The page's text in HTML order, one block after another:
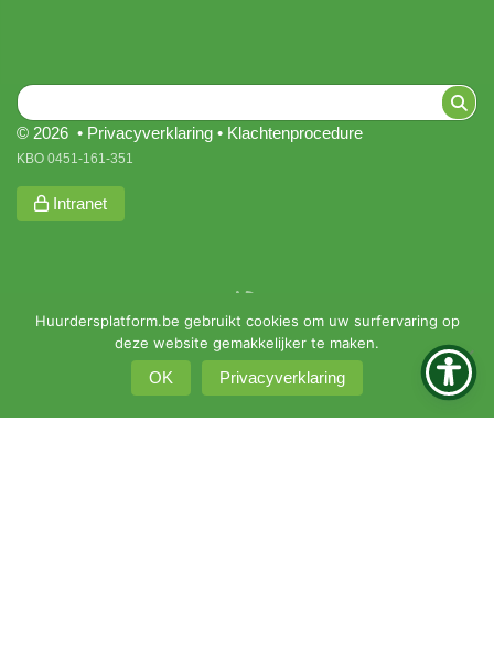
© 2026 • Privacyverklaring • Klachtenprocedure
KBO 0451-161-351
Intranet
Huurdersplatform.be gebruikt cookies om uw surfervaring op
deze website gemakkelijker te maken.
OK Privacyverklaring